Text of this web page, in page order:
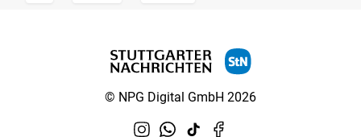
© NPG Digital GmbH 2026